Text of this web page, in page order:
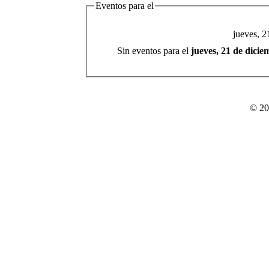
Eventos para el
jueves,
Sin eventos para el jueves, 21 de
©